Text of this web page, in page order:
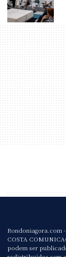
Rondoniagora.com
COSTA
podem ser